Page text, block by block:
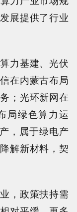
展提供了行业
力基建、光伏
在内蒙古布局
；光环新网在
局绿色算力运
，属于绿电产
解新材料，契
，政策扶持需